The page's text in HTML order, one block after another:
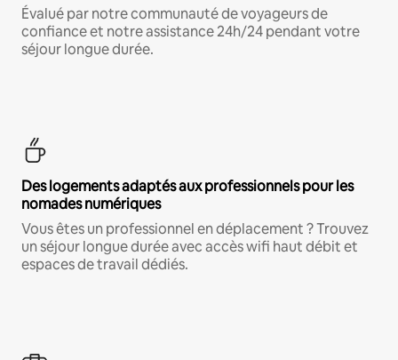
Évalué par notre communauté de voyageurs de
confiance et notre assistance 24h/24 pendant votre
séjour longue durée.
Des logements adaptés aux professionnels pour les
nomades numériques
Vous êtes un professionnel en déplacement ? Trouvez
un séjour longue durée avec accès wifi haut débit et
espaces de travail dédiés.